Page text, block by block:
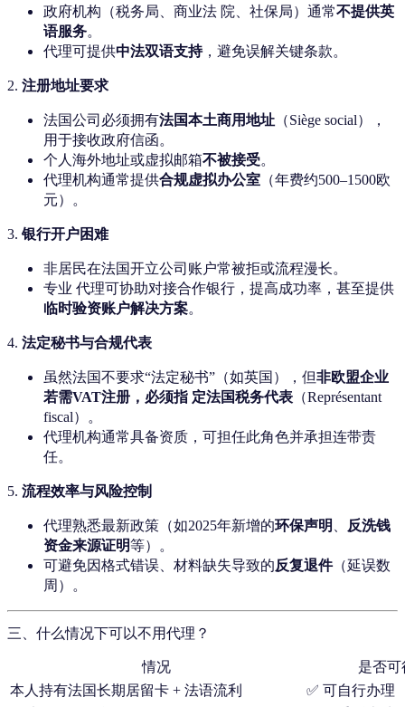
政府机构（税务局、商业法 院、社保局）通常不提供英
语服务。
代理可提供中法双语支持，避免误解关键条款。
2. 注册地址要求
法国公司必须拥有法国本土商用地址 （Siège social），
用于接收政府信函。
个人海外地址或虚拟邮箱不被接受。
代理机构通常提供合规虚拟办公室 （年费约500–1500欧
元）。
3.银行开户困难
非居民在法国开立公司账户常被拒或流程漫长。
专业 代理可协助对接合作银行，提高成功率，甚至提供
临时验资账户解决方案。
4. 法定秘书与合规代表
虽然法国不要求“法定秘书”（如英国），但非欧盟企业
若需VAT注册，必须指 定法国税务代表 （Représentant
fiscal）。
代理机构通常具备资质，可担任此角色并承担连带责
任。
5. 流程效率与风险控制
代理熟悉最新政策（如2025年新增的环保声明
反洗钱
资金来源证明等）。
可避免因格式错误、材料缺失导致的反复退件（延误数
周）。
三、什么情况下可以不用代理？
情况
是否可
本人持有法国长期居留卡 + 法语流利
✅ 可自行办理